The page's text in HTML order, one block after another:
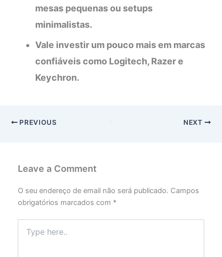
mesas pequenas ou setups
minimalistas.
Vale investir um pouco mais em marcas
confiáveis como Logitech, Razer e
Keychron.
PREVIOUS NEXT
Leave a Comment
O seu endereço de email não será publicado. Campos
obrigatórios marcados com *
here..